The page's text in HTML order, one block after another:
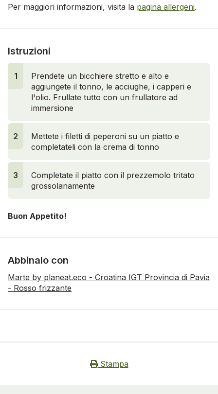
Per maggiori informazioni, visita la pagina allergeni.
Istruzioni
1
Prendete un bicchiere stretto e alto e
aggiungete il tonno, le acciughe, i capperi e
l'olio. Frullate tutto con un frullatore ad
immersione
1
2
Mettete i filetti di peperoni su un piatto e
completateli con la crema di tonno
3
Completate il piatto con il prezzemolo tritato
grossolanamente
Buon Appetito!
Abbinalo con
Marte by planeat.eco - Croatina IGT Provincia di Pavia
- Rosso frizzante
Stampa